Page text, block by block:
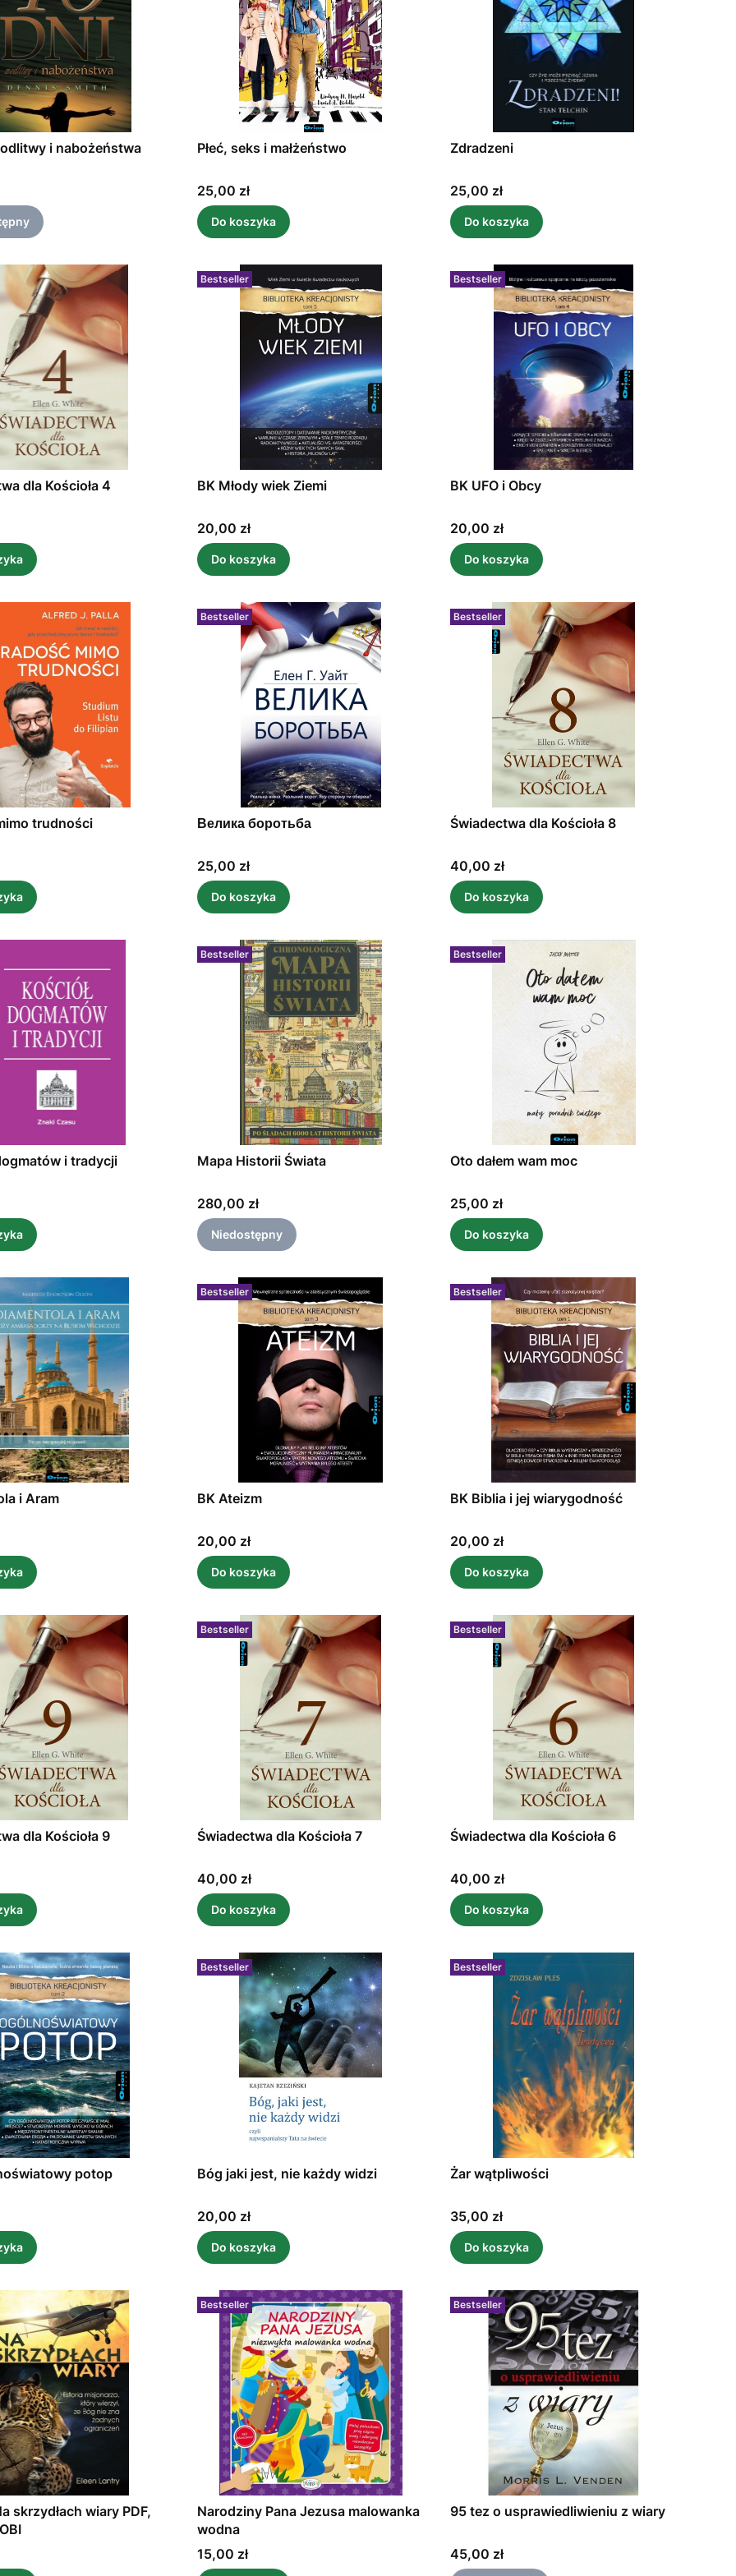
i nabożeństwa Płeć, seks i małżeństwo
Cena
25,00 zł
Do koszyka
Zdradzeni
Cena
25,00 zł
Do koszyka
dla Kościoła 4
Bestseller
BK Młody wiek Ziemi
Cena
20,00 zł
Do koszyka
Bestseller
BK UFO i Obcy
Cena
20,00 zł
Do koszyka
trudności
Bestseller
Велика боротьба
Cena
25,00 zł
Do koszyka
Bestseller
Świadectwa dla Kościoła 8
Cena
40,00 zł
Do koszyka
i tradycji
Bestseller
Mapa Historii Świata
Cena
280,00 zł
Niedostępny
Bestseller
Oto dałem wam moc
Cena
25,00 zł
Do koszyka
i Aram
Bestseller
BK Ateizm
Cena
20,00 zł
Do koszyka
Bestseller
BK Biblia i jej wiarygodność
Cena
20,00 zł
Do koszyka
dla Kościoła 9
Bestseller
Świadectwa dla Kościoła 7
Cena
40,00 zł
Do koszyka
Bestseller
Świadectwa dla Kościoła 6
Cena
40,00 zł
Do koszyka
potop
Bestseller
Bóg jaki jest, nie każdy widzi
Cena
20,00 zł
Do koszyka
Bestseller
Żar wątpliwości
Cena
35,00 zł
Do koszyka
skrzydłach wiary PDF,
Bestseller
Narodziny Pana Jezusa malowanka
wodna
Cena
15,00 zł
Bestseller
95 tez o usprawiedliwieniu z wiary
Cena
45,00 zł